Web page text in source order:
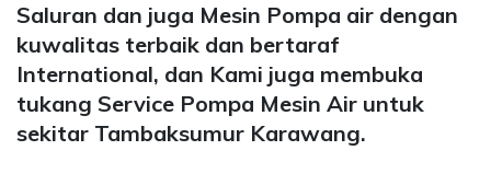
Saluran dan juga Mesin Pompa air dengan
kuwalitas terbaik dan bertaraf
International, dan Kami juga membuka
tukang Service Pompa Mesin Air untuk
sekitar Tambaksumur Karawang.